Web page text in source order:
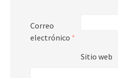
Correo
electrónico *
Sitio web